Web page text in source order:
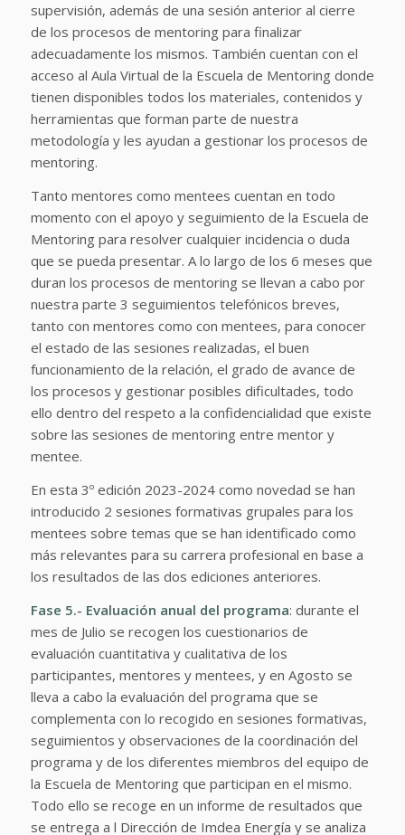
supervisión, además de una sesión anterior al cierre
de los procesos de mentoring para finalizar
adecuadamente los mismos. También cuentan con el
acceso al Aula Virtual de la Escuela de Mentoring donde
tienen disponibles todos los materiales, contenidos y
herramientas que forman parte de nuestra
metodología y les ayudan a gestionar los procesos de
mentoring.
Tanto mentores como mentees cuentan en todo
momento con el apoyo y seguimiento de la Escuela de
Mentoring para resolver cualquier incidencia o duda
que se pueda presentar. A lo largo de los 6 meses que
duran los procesos de mentoring se llevan a cabo por
nuestra parte 3 seguimientos telefónicos breves,
tanto con mentores como con mentees, para conocer
el estado de las sesiones realizadas, el buen
funcionamiento de la relación, el grado de avance de
los procesos y gestionar posibles dificultades, todo
ello dentro del respeto a la confidencialidad que existe
sobre las sesiones de mentoring entre mentor y
mentee.
En esta 3º edición 2023-2024 como novedad se han
introducido 2 sesiones formativas grupales para los
mentees sobre temas que se han identificado como
más relevantes para su carrera profesional en base a
los resultados de las dos ediciones anteriores.
Fase 5.- Evaluación anual del programa: durante el
mes de Julio se recogen los cuestionarios de
evaluación cuantitativa y cualitativa de los
participantes, mentores y mentees, y en Agosto se
lleva a cabo la evaluación del programa que se
complementa con lo recogido en sesiones formativas,
seguimientos y observaciones de la coordinación del
programa y de los diferentes miembros del equipo de
la Escuela de Mentoring que participan en el mismo.
Todo ello se recoge en un informe de resultados que
se entrega a l Dirección de Imdea Energía y se analiza